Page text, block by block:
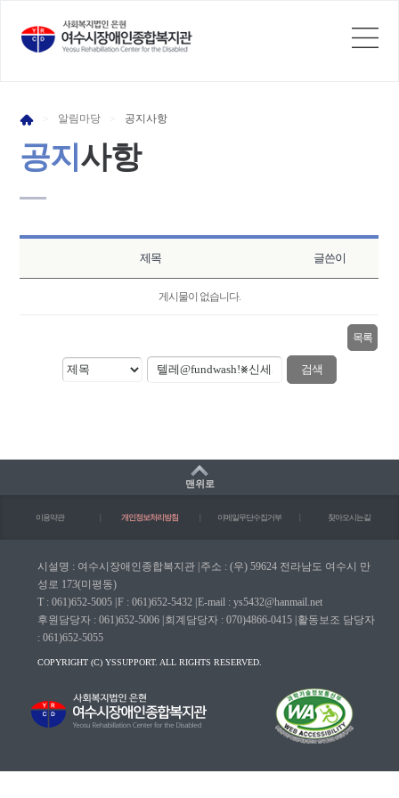
> 알림 마당 > 공지사항
공지 사항
제목 글쓴이
게시물이 없습니다.
목록
검색
맨위로
이용약관 개인정보처리방침 이메일무단수집거부 찾아오시는길
시설명 : 여수시장애인종합복지관 주소 : (우) 59624 전라남도 여수시 만
성로 173(미평동)
T : 061)652-5005 F : 061)652-5432 E-mail : ys5432@hanmail.net
후원담당자 : 061)652-5006 회계담당자 : 070)4866-0415 활동보조 담당자
: 061)652-5055
COPYRIGHT (C) YSSUPPORT. ALL RIGHTS RESERVED.
크(WA인증마크)